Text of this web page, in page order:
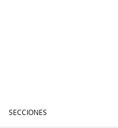
SECCIONES